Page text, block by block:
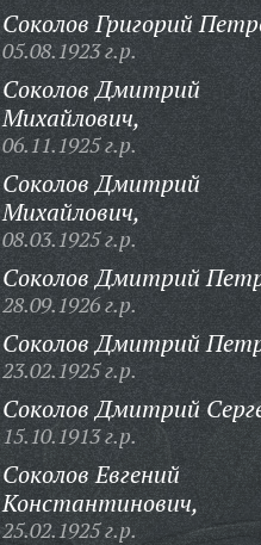
Соколов Григорий
05.08.1923 г.р.
Соколов Дмитрий
Михайлович,
06.11.1925 г.р.
Соколов Дмитрий
Михайлович,
08.03.1925 г.р.
Соколов Дмитрий
28.09.1926 г.р.
Соколов Дмитрий
23.02.1925 г.р.
Соколов Дмитрий
15.10.1913 г.р.
Соколов Евгений
Константинович,
25.02.1925 г.р.